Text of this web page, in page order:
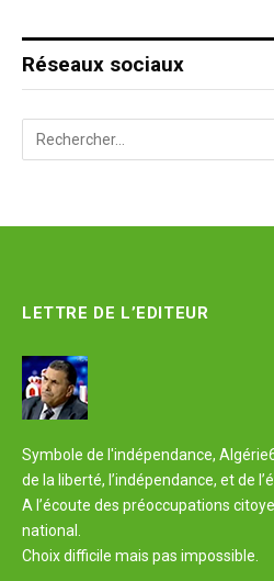
Réseaux sociaux
LETTRE DE L’EDITEUR
Symbole de l'indépendance,
de la liberté, l’indépendance, et de
A l’écoute des préoccupations
national.
Choix difficile mais pas impossible.